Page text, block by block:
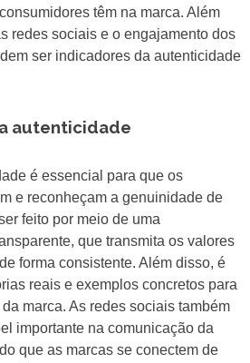
têm na marca. Além
redes sociais e o engajamento dos
ser indicadores da autenticidade
autenticidade
é essencial para que os
e reconheçam a genuinidade de
feito por meio de uma
que transmita os valores
forma consistente. Além disso, é
reais e exemplos concretos para
marca. As redes sociais também
importante na comunicação da
que as marcas se conectem de